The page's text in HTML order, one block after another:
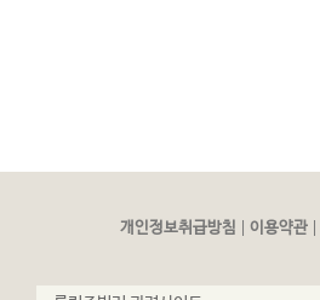
개인정보취급방침 이용약관